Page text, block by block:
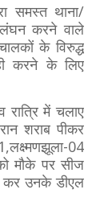
समस्त थाना/
करने वाले
के विरुद्ध
करने के लिए
में चलाए
शराब पीकर
04
मौके पर सीज
कर उनके डीएल